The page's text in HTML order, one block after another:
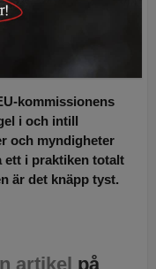
kommissionens
i och intill
och myndigheter
ett i praktiken totalt
är det knäpp tyst.
artikel på